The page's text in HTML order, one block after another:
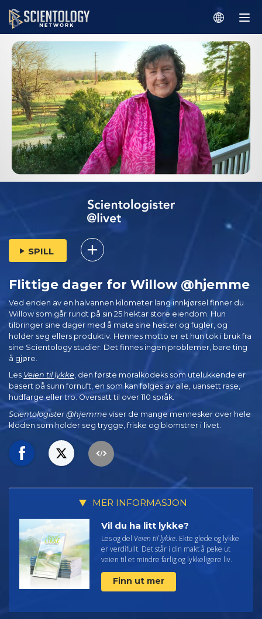
SPILL
Flittige dager for Willow @hjemme
Ved enden av en halvannen kilometer lang innkjørsel finner du
Willow som går rundt på sin 25 hektar store eiendom. Hun
tilbringer sine dager med å mate sine hester og fugler, og
holder seg ellers produktiv. Hennes motto er et hun tok i bruk fra
sine Scientology studier: Det finnes ingen problemer, bare ting
å gjøre.
Les Veien til lykke, den første moralkodeks som utelukkende er
basert på sunn fornuft, en som kan følges av alle, uansett rase,
hudfarge eller tro. Oversatt til over 110 språk.
Scientologister @hjemme viser de mange mennesker over hele
kloden som holder seg trygge, friske og blomstrer i livet.
MER INFORMASJON
Vil du ha litt lykke?
Les og del Veien til lykke. Ekte glede og lykke
er verdifullt. Det står i din makt å peke ut
veien til et mindre farlig og lykkeligere liv.
Finn ut mer